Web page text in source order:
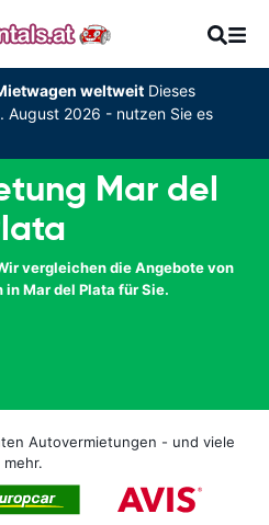
weltweitDieses
August 2026 - nutzen Sie es
Mar del
vergleichen die Angebote von
Mar del Plata für Sie.
Autovermietungen - und viele
mehr.